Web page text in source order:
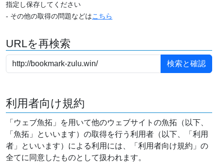
指定し保存してください
- その他の取得の問題などはこちら
URLを再検索
利用者向け規約
「ウェブ魚拓」を用いて他のウェブサイトの魚拓（以下、
「魚拓」といいます）の取得を行う利用者（以下、「利用
者」といいます）による利用には、「利用者向け規約」の
全てに同意したものとして扱われます。